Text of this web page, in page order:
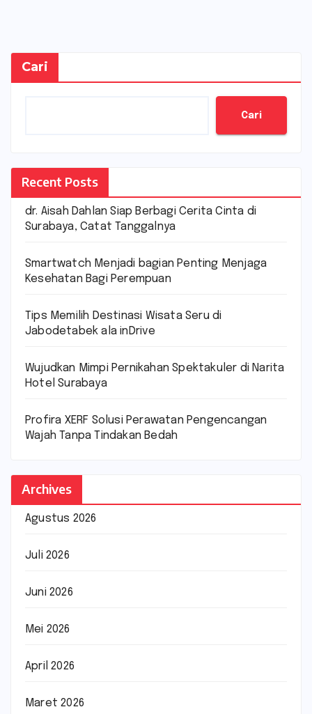
Cari
Cari
Recent Posts
dr. Aisah Dahlan Siap Berbagi Cerita Cinta di
Surabaya, Catat Tanggalnya
Smartwatch Menjadi bagian Penting Menjaga
Kesehatan Bagi Perempuan
Tips Memilih Destinasi Wisata Seru di
Jabodetabek ala inDrive
Wujudkan Mimpi Pernikahan Spektakuler di Narita
Hotel Surabaya
Profira XERF Solusi Perawatan Pengencangan
Wajah Tanpa Tindakan Bedah
Archives
Agustus 2026
Juli 2026
Juni 2026
Mei 2026
April 2026
Maret 2026